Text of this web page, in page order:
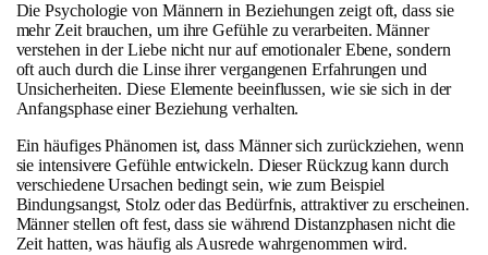
Die Psychologie von Männern in Beziehungen zeigt oft, dass sie
mehr Zeit brauchen, um ihre Gefühle zu verarbeiten. Männer
verstehen in der Liebe nicht nur auf emotionaler Ebene, sondern
oft auch durch die Linse ihrer vergangenen Erfahrungen und
Unsicherheiten. Diese Elemente beeinflussen, wie sie sich in der
Anfangsphase einer Beziehung verhalten.
Ein häufiges Phänomen ist, dass Männer sich zurückziehen, wenn
sie intensivere Gefühle entwickeln. Dieser Rückzug kann durch
verschiedene Ursachen bedingt sein, wie zum Beispiel
Bindungsangst, Stolz oder das Bedürfnis, attraktiver zu erscheinen.
Männer stellen oft fest, dass sie während Distanzphasen nicht die
Zeit hatten, was häufig als Ausrede wahrgenommen wird.